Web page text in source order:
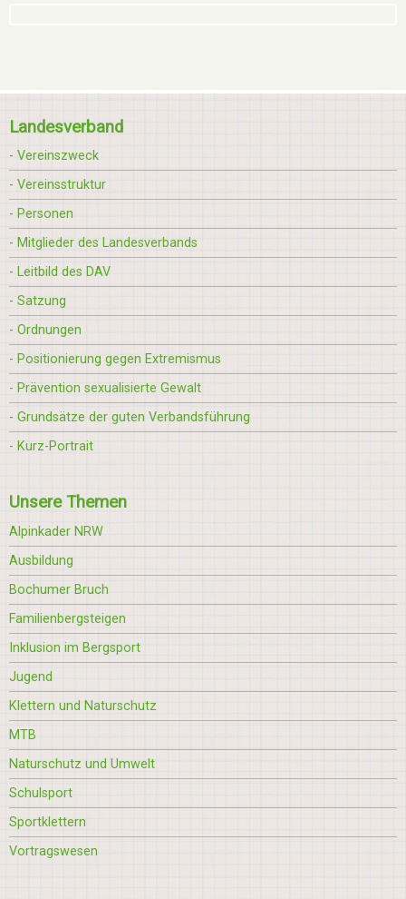
Landesverband
- Vereinszweck
- Vereinsstruktur
- Personen
- Mitglieder des Landesverbands
- Leitbild des DAV
- Satzung
- Ordnungen
- Positionierung gegen Extremismus
- Prävention sexualisierte Gewalt
- Grundsätze der guten Verbandsführung
- Kurz-Portrait
Unsere Themen
Alpinkader NRW
Ausbildung
Bochumer Bruch
Familienbergsteigen
Inklusion im Bergsport
Jugend
Klettern und Naturschutz
MTB
Naturschutz und Umwelt
Schulsport
Sportklettern
Vortragswesen